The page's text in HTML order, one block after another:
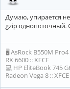
Думаю, упирается
gzip однопоточный.
🖥 AsRock B550M Pro4
RX 6600 :: XFCE
💻 HP EliteBook 745
Radeon Vega 8 :: XFCE